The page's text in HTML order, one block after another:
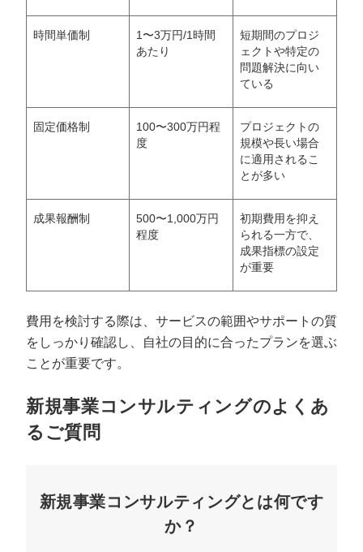
時間単価制
1〜3万円/1時間
あたり
短期間のプロジ
ェクトや特定の
問題解決に向い
ている
固定価格制
100〜300万円程
度
プロジェクトの
規模や長い場合
に適用されるこ
とが多い
成果報酬制
500〜1,000万円
程度
初期費用を抑え
られる一方で、
成果指標の設定
が重要
費用を検討する際は、サービスの範囲やサポートの質
をしっかり確認し、自社の目的に合ったプランを選ぶ
ことが重要です。
新規事業コンサルティングのよくあ
るご質問
新規事業コンサルティングとは何です
か？